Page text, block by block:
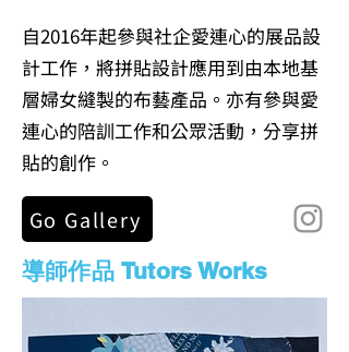
自2016年起參與社企愛連心的展品設
計工作，將拼貼設計應用到由本地基
層婦女縫製的布藝產品。亦有參與愛
連心的陪訓工作和公眾活動，分享拼
貼的創作。
Go Gallery
導師作品 Tutors Works